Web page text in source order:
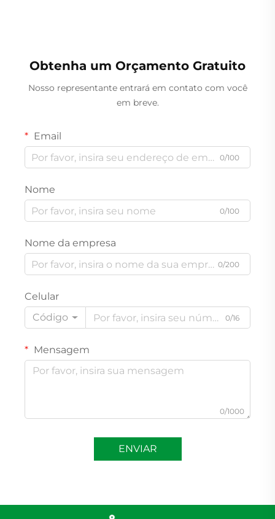
Obtenha um Orçamento Gratuito
Nosso representante entrará em contato com você
em breve.
Email
0/100
Nome
0/100
Nome da empresa
0/200
Celular
Código
0/16
Mensagem
0/1000
ENVIAR